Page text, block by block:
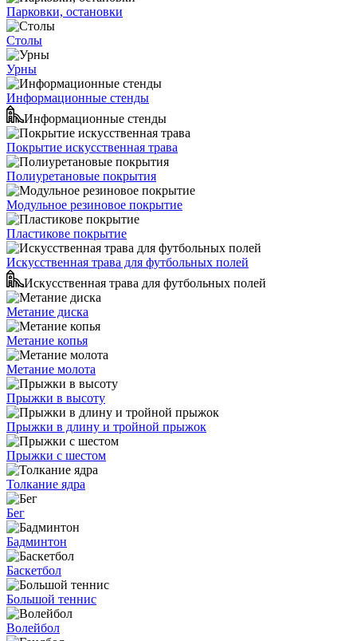
Парковки, остановки
Столы
Урны
Информационные стенды
Информационные стенды
Покрытие искусственная трава
Полиуретановые покрытия
Модульное резиновое покрытие
Пластикове покрытие
Искусственная трава для футбольных полей
Искусственная трава для футбольных полей
Метание диска
Метание копья
Метание молота
Прыжки в высоту
Прыжки в длину и тройной прыжок
Прыжки с шестом
Толкание ядра
Бег
Бадминтон
Баскетбол
Большой теннис
Волейбол